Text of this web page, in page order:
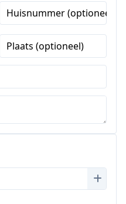
Huisnummer (optioneel)
Plaats (optioneel)